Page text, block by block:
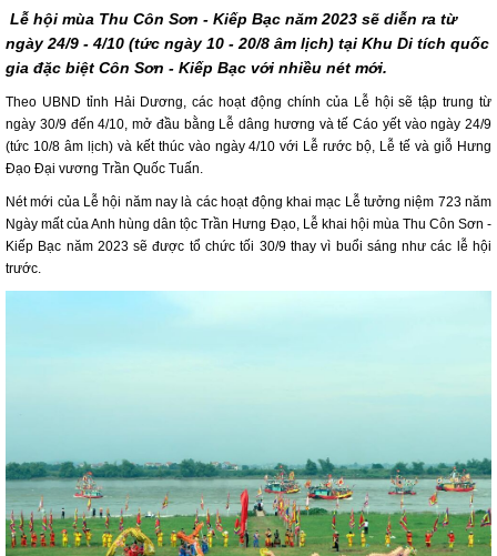
Lễ hội mùa Thu Côn Sơn - Kiếp Bạc năm 2023 sẽ diễn ra từ
ngày 24/9 - 4/10 (tức ngày 10 - 20/8 âm lịch) tại Khu Di tích quốc
gia đặc biệt Côn Sơn - Kiếp Bạc với nhiều nét mới.
Theo UBND tỉnh Hải Dương, các hoạt động chính của Lễ hội sẽ tập trung từ
ngày 30/9 đến 4/10, mở đầu bằng Lễ dâng hương và tế Cáo yết vào ngày 24/9
(tức 10/8 âm lịch) và kết thúc vào ngày 4/10 với Lễ rước bộ, Lễ tế và giỗ Hưng
Đạo Đại vương Trần Quốc Tuấn.
Nét mới của Lễ hội năm nay là các hoạt động khai mạc Lễ tưởng niệm 723 năm
Ngày mất của Anh hùng dân tộc Trần Hưng Đạo, Lễ khai hội mùa Thu Côn Sơn -
Kiếp Bạc năm 2023 sẽ được tổ chức tối 30/9 thay vì buổi sáng như các lễ hội
trước.